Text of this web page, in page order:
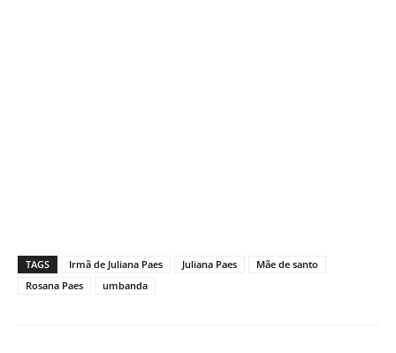
TAGS Irmã de Juliana Paes Juliana Paes
Mãe de santo
Rosana Paes
umbanda